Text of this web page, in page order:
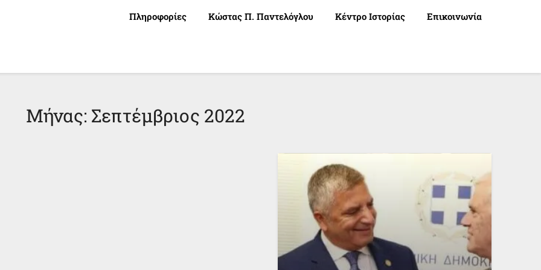
Πληροφορίες Κώστας Π. Παντελόγλου Κέντρο Ιστορίας Επικοινωνία
Μήνας: Σεπτέμβριος 2022